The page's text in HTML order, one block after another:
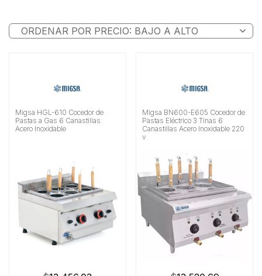
Migsa HGL-610 Cocedor de
Pastas a Gas 6 Canastillas
Acero Inoxidable
Migsa BN600-E605 Cocedor de
Pastas Eléctrico 3 Tinas 6
Canastillas Acero Inoxidable 220
v